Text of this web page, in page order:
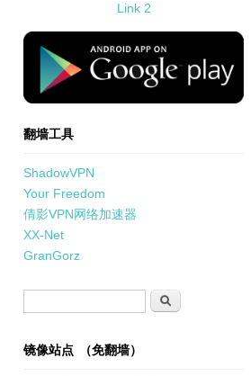
Link 2
standard-icon-googleplay-app-
翻墙工具
ShadowVPN
Your Freedom
倩影VPN网络加速器
XX-Net
GranGorz
搜索
镜像站点 （免翻墙）